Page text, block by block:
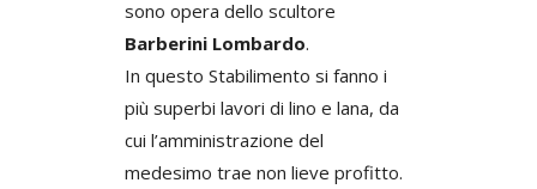
sono opera dello scultore
Barberini Lombardo.
In questo Stabilimento si fanno i
più superbi lavori di lino e lana, da
cui l’amministrazione del
medesimo trae non lieve profitto.